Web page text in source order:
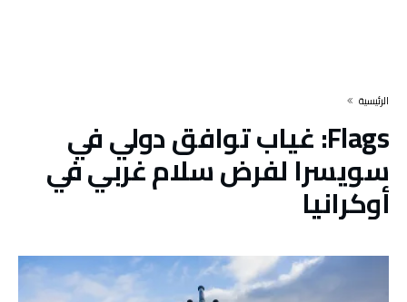
‫الرئيسية‬
Flags: غياب توافق دولي في
سويسرا لفرض سلام غربي في
أوكرانيا